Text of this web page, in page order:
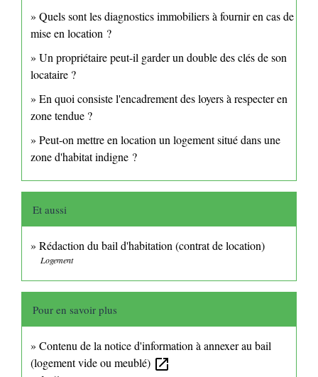
Quels sont les diagnostics immobiliers à fournir en cas de
mise en location ?
Un propriétaire peut-il garder un double des clés de son
locataire ?
En quoi consiste l'encadrement des loyers à respecter en
zone tendue ?
Peut-on mettre en location un logement situé dans une
zone d'habitat indigne ?
Et aussi
Rédaction du bail d'habitation (contrat de location)
Logement
Pour en savoir plus
Contenu de la notice d'information à annexer au bail
(logement vide ou meublé) open_in_new